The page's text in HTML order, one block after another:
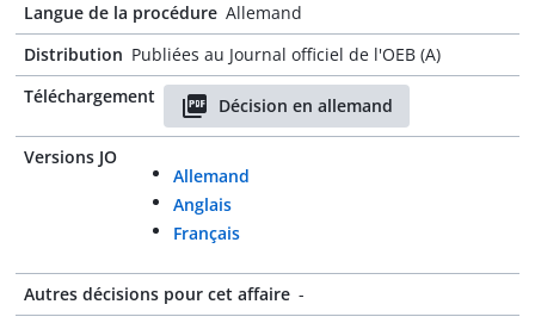
Langue de la procédure Allemand
Distribution Publiées au Journal officiel de l'OEB (A)
Téléchargement
Décision en allemand
Versions JO
Allemand
Anglais
Français
Autres décisions pour cet affaire -